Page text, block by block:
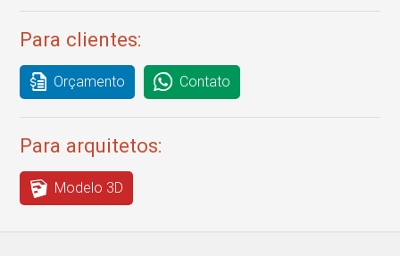
Para clientes:
Orçamento Contato
Para arquitetos:
Modelo 3D